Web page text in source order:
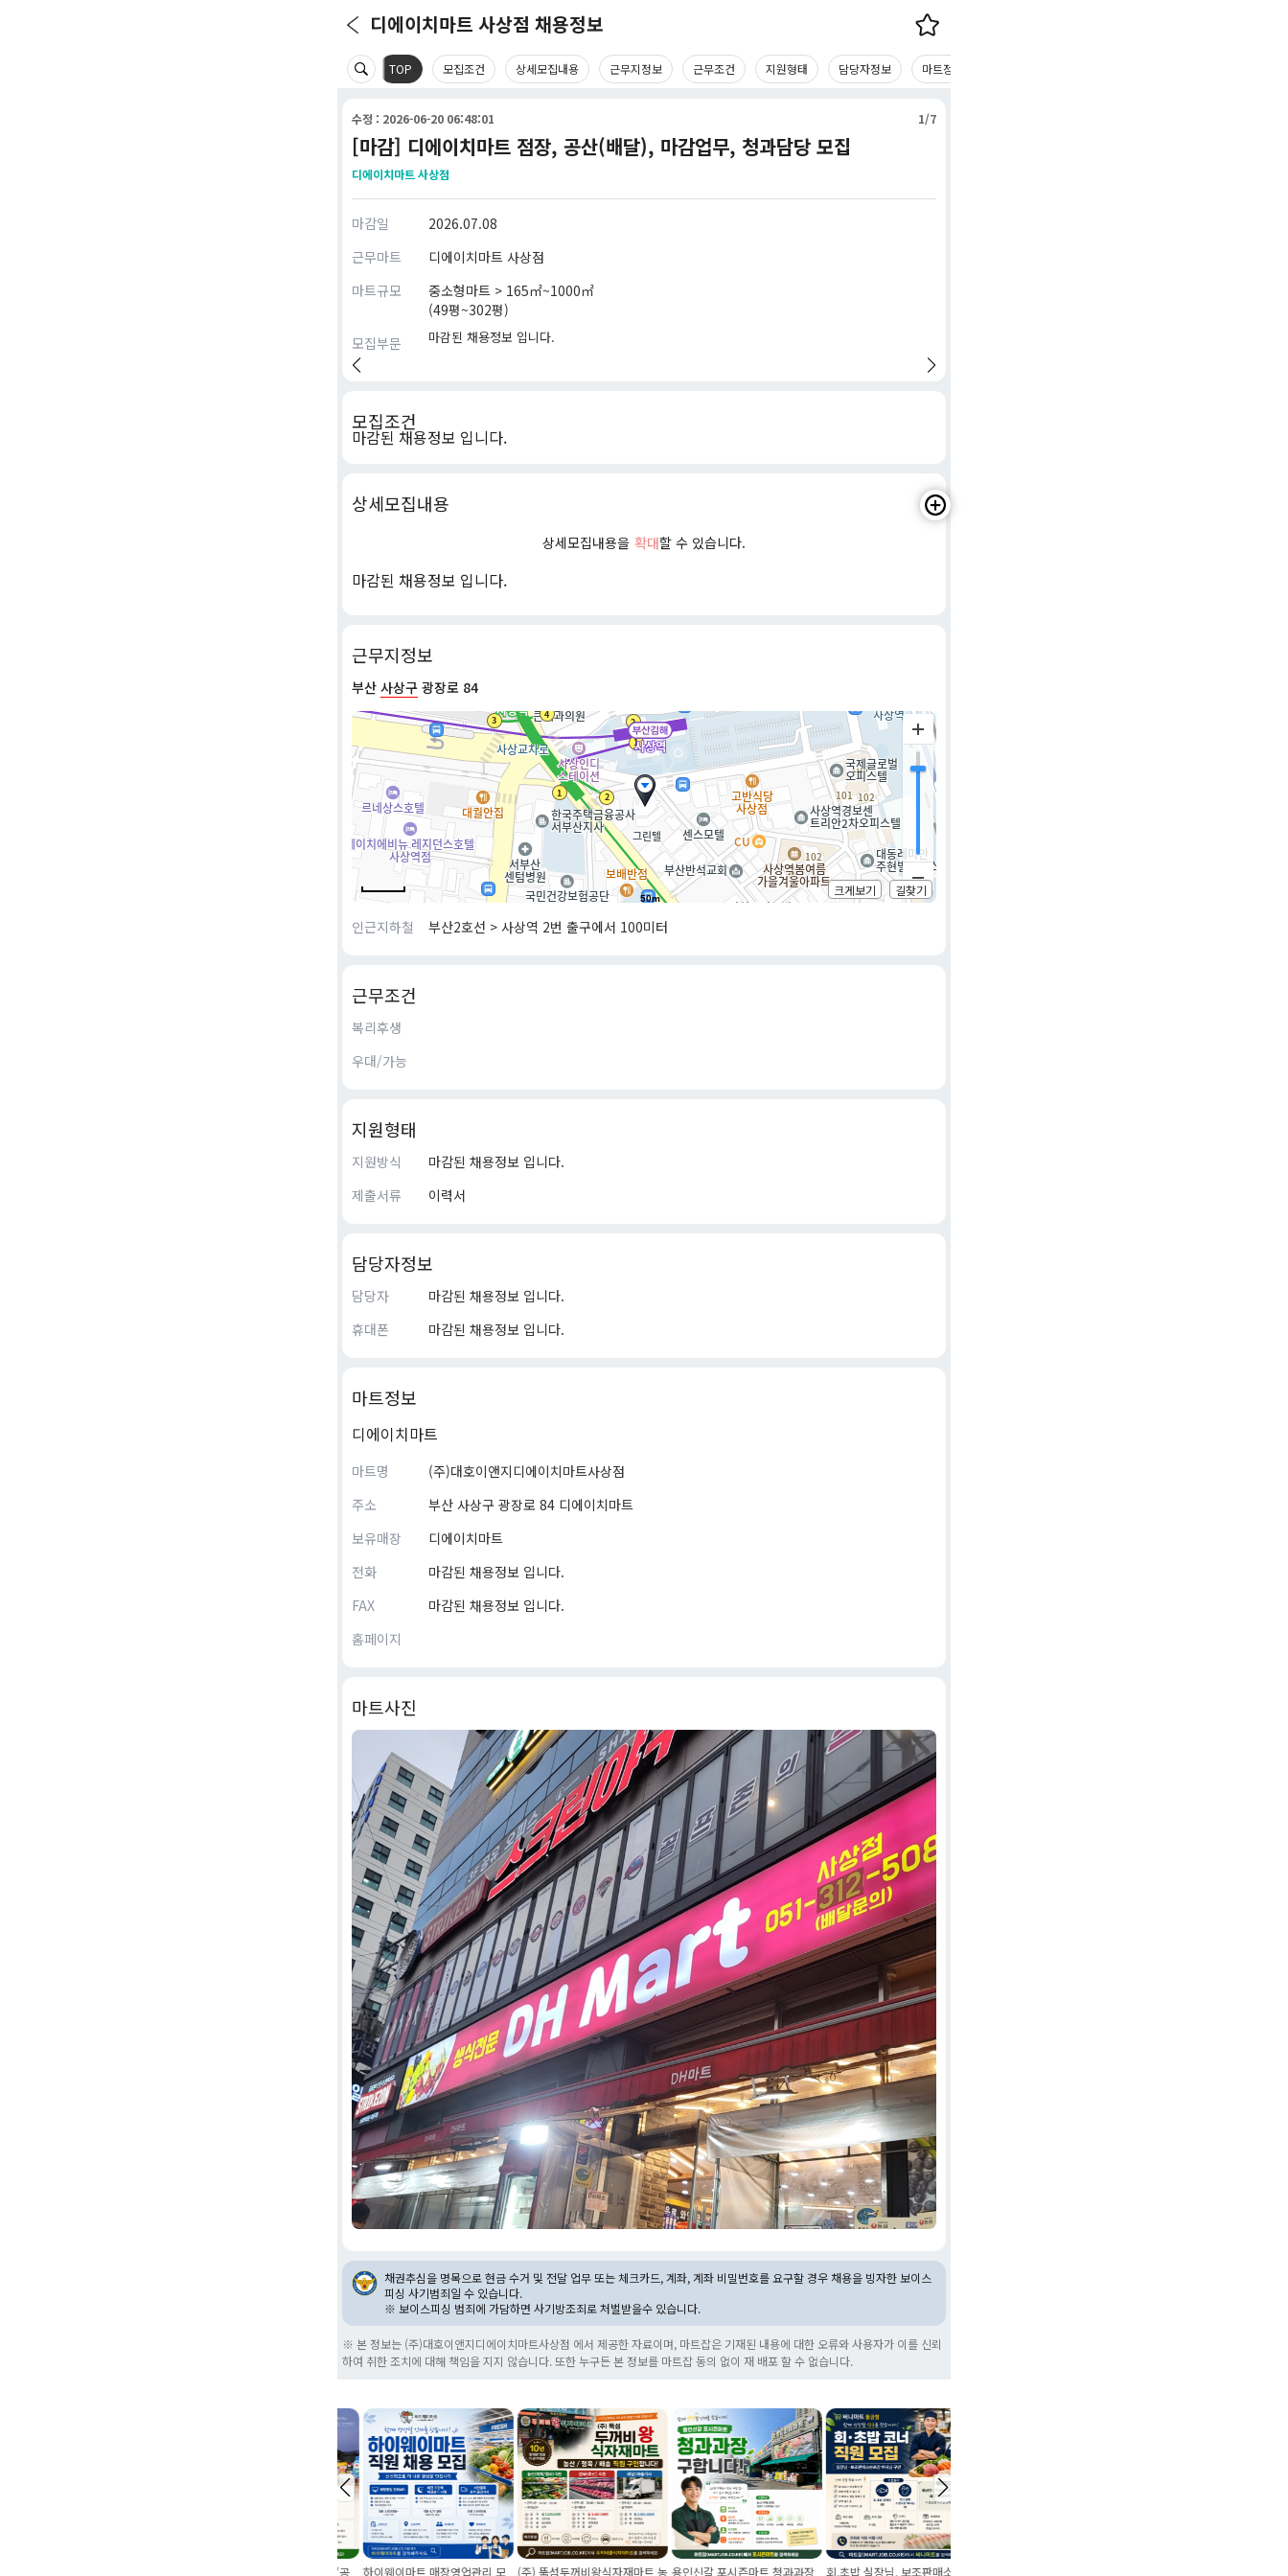
디에이치마트 사상점 채용정보
TOP 모집조건 상세모집내용 근무지정보 근무조건 지원형태 담당자정보 마트정보
수정 : 2026-06-20 06:48:01 1/7
[마감] 디에이치마트 점장, 공산(배달), 마감업무, 청과담당 모집
디에이치마트 사상점
마감일
2026.07.08
근무마트
디에이치마트 사상점
마트규모
중소형마트 > 165㎡~1000㎡
(49평~302평)
모집부문
마감된 채용정보 입니다.
모집조건
마감된 채용정보 입니다.
상세모집내용
상세모집내용을 확대할 수 있습니다.
마감된 채용정보 입니다.
근무지정보
부산 사상구 광장로 84
50m
크게보기 길찾기
인근지하철 부산2호선 > 사상역 2번 출구에서 100미터
근무조건
복리후생
우대/가능
지원형태
지원방식
마감된 채용정보 입니다.
제출서류
이력서
담당자정보
담당자
마감된 채용정보 입니다.
휴대폰
마감된 채용정보 입니다.
마트정보
디에이치마트
마트명
(주)대호이앤지디에이치마트사상점
주소
부산 사상구 광장로 84 디에이치마트
보유매장
디에이치마트
전화
마감된 채용정보 입니다.
FAX
마감된 채용정보 입니다.
홈페이지
마트사진
채권추심을 명목으로 현금 수거 및 전달 업무 또는 체크카드, 계좌, 계좌 비밀번호를 요구할 경우 채용을 빙자한 보이스
피싱 사기범죄일 수 있습니다.
※ 보이스피싱 범죄에 가담하면 사기방조죄로 처벌받을수 있습니다.
※ 본 정보는 (주)대호이앤지디에이치마트사상점 에서 제공한 자료이며, 마트잡은 기재된 내용에 대한 오류와 사용자가 이를 신뢰
하여 취한 조치에 대해 책임을 지지 않습니다. 또한 누구든 본 정보를 마트잡 동의 없이 재 배포 할 수 없습니다.
하이웨이마트 매장영업관리 모
(주) 뚝섬두꺼비왕식자재마트 농 용인신갈 포시즌마트 청과과장
회.초밥 실장님. 보조판매소분포